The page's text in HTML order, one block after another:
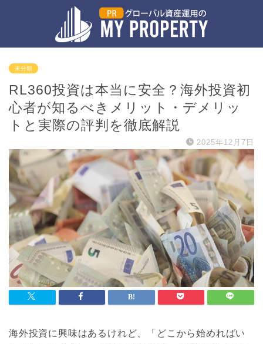
未分類
RL360投資は本当に安全？海外投資初
心者が知るべきメリット・デメリッ
トと実際の評判を徹底解説
2025年12月7日
海外投資に興味はあるけれど、「どこから始めればい